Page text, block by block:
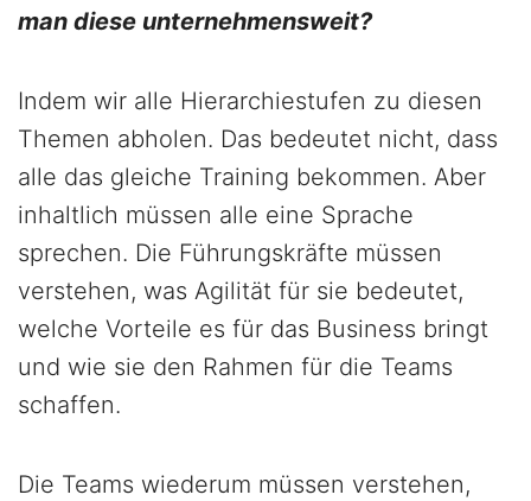
man diese unternehmensweit?
Indem wir alle Hierarchiestufen zu diesen
Themen abholen. Das bedeutet nicht, dass
alle das gleiche Training bekommen. Aber
inhaltlich müssen alle eine Sprache
sprechen. Die Führungskräfte müssen
verstehen, was Agilität für sie bedeutet,
welche Vorteile es für das Business bringt
und wie sie den Rahmen für die Teams
schaffen.
Die Teams wiederum müssen verstehen,